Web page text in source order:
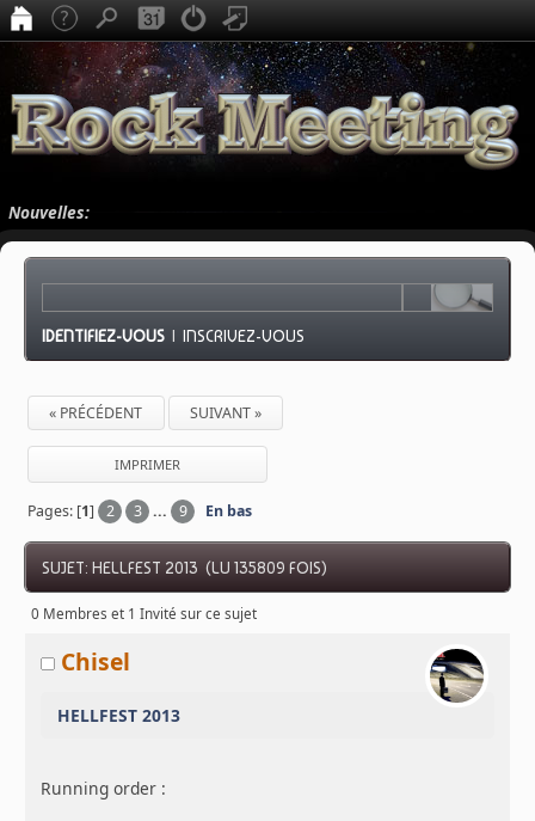
Nouvelles:
IDENTIFIEZ-VOUS |INSCRIVEZ-VOUS
« PRÉCÉDENT SUIVANT »
IMPRIMER
Pages: [1] 2 3 ... 9 En bas
SUJET: HELLFEST 2013 (LU 135809 FOIS)
0 Membres et 1 Invité sur ce sujet
Chisel
HELLFEST 2013
Running order :